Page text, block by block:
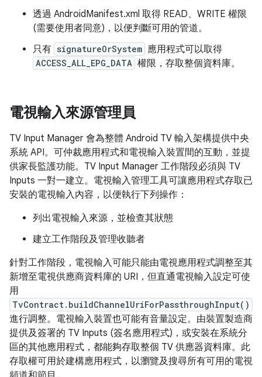
透過 AndroidManifest.xml 取得 READ、WRITE 權限
(需要使用者同意)，以便判斷可用的管道。
只有 signatureOrSystem 應用程式可以取得
ACCESS_ALL_EPG_DATA 權限，存取整個資料庫。
電視輸入來源管理員
TV Input Manager 會為整體 Android TV 輸入架構提供中央
系統 API。可仲裁應用程式和電視輸入裝置間的互動，並提
供家長監護功能。TV Input Manager 工作階段必須與 TV
Inputs 一對一建立。電視輸入管理工具可讓應用程式存取已
安裝的電視輸入內容，以便執行下列操作：
列出電視輸入來源，並檢查其狀態
建立工作階段及管理收聽者
針對工作階段，電視輸入可能只能由電視應用程式調整至其
新增至電視供應商資料庫的 URI，但直通電視輸入設定可使
用
TvContract.buildChannelUriForPassthroughInput()
進行調整。電視輸入裝置也可能有音量設定。由裝置製造商
提供及簽署的 TV Inputs (簽名應用程式)，或安裝在系統分
區的其他應用程式，都能夠存取整個 TV 供應器資料庫。此
存取權可用於建構應用程式，以瀏覽及搜尋所有可用的電視